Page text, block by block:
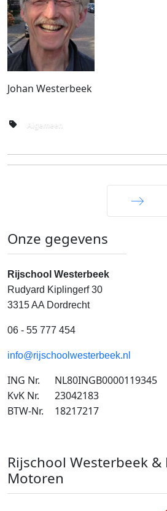
Johan Westerbeek
Algemeen
Onze gegevens
Rijschool Westerbeek
Rudyard Kiplingerf 30
3315 AA Dordrecht
06 - 55 777 454
info@rijschoolwesterbeek.nl
ING Nr.
NL80INGB0000119345
KvK Nr.
23042183
BTW-Nr.
18217217
Rijschool Westerbeek
Motoren